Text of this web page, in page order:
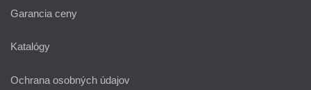
Garancia ceny
Katalógy
Ochrana osobných údajov